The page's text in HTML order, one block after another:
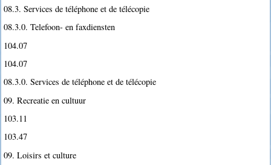
08.3. Services de téléphone et de télécopie
08.3.0. Telefoon- en faxdiensten
104.07
104.07
08.3.0. Services de téléphone et de télécopie
09. Recreatie en cultuur
103.11
103.47
09. Loisirs et culture